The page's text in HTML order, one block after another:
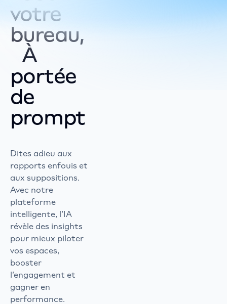
votre
bureau,
À
portée
de
prompt
Dites adieu aux
rapports enfouis et
aux suppositions.
Avec notre
plateforme
intelligente, l’IA
révèle des insights
pour mieux piloter
vos espaces,
booster
l’engagement et
gagner en
performance.